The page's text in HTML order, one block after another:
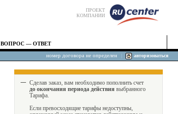
ПРОЕКТ
КОМПАНИИ
ВОПРОС — ОТВЕТ
номер договора не определен авторизоваться
Сделав заказ, вам необходимо пополнить счет
до окончания периода действия выбранного
Тарифа.
Если превосходящие тарифы недоступны,